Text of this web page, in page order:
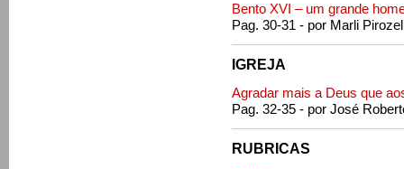
Bento XVI – um grande
Pag. 30-31 - por Marli
IGREJA
Agradar mais a Deus que
Pag. 32-35 - por José
RUBRICAS